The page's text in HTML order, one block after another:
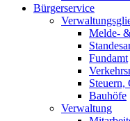
Bürgerservice
Melde-
Fundamt
Steuern,
Bauhöfe
Verwaltung